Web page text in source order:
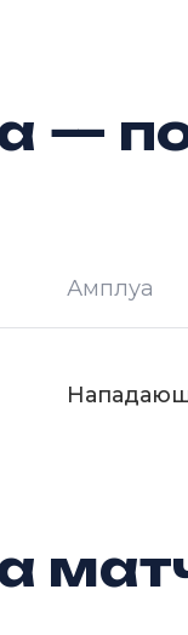
—
Амплуа